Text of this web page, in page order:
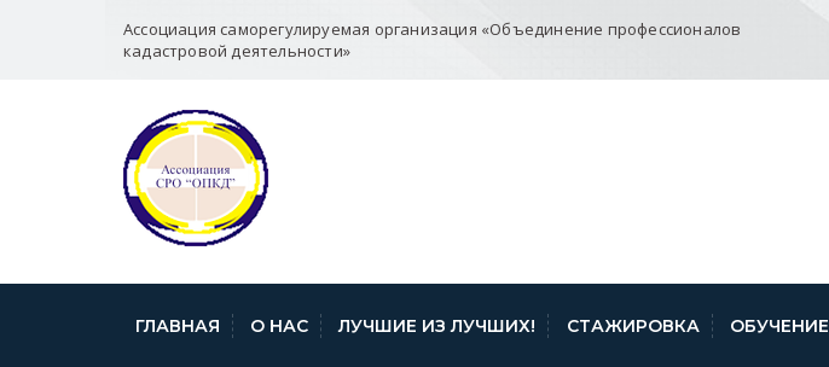
Ассоциация саморегулируемая организация «Объединение профессионалов
кадастровой деятельности»
ГЛАВНАЯ О НАС ЛУЧШИЕ ИЗ ЛУЧШИХ! СТАЖИРОВКА ОБУЧЕНИЕ